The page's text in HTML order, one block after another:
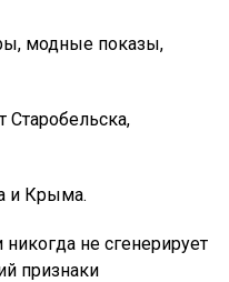
модные показы,
Старобельска,
и Крыма.
не сгенерирует
признаки